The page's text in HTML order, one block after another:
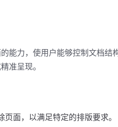
能力，使用户能够控制文档结
准呈现。
页面，以满足特定的排版要求。